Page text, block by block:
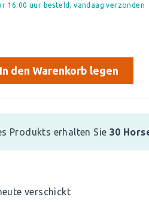
16:00 uur besteld, vandaag verzonden
In den Warenkorb legen
Produkts erhalten Sie 30
verschickt